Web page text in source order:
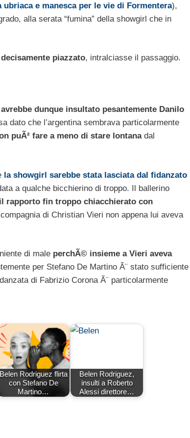
ubriaca e manesca per le vie di Formentera),
alla serata “fumina” della showgirl che in
piazzato, intralciasse il passaggio.
dunque insultato pesantemente Danilo
dato che l’argentina sembrava particolarmente
puÃ² fare a meno di stare lontanadal
la showgirl sarebbe stata lasciata dal fidanzato
a qualche bicchierino di troppo. Il ballerino
rapporto fin troppo chiacchierato con
di Christian Vieri non appena lui aveva
di male perchÃ© insieme a Vieri aveva
per Stefano De Martino Ã¨ stato sufficiente
di Fabrizio Corona Ã¨ particolarmente
Belen Rodriguez flirta
con Stefano De
Martino…
Belen Rodriguez,
insulti a Roberto
Alessi direttore…